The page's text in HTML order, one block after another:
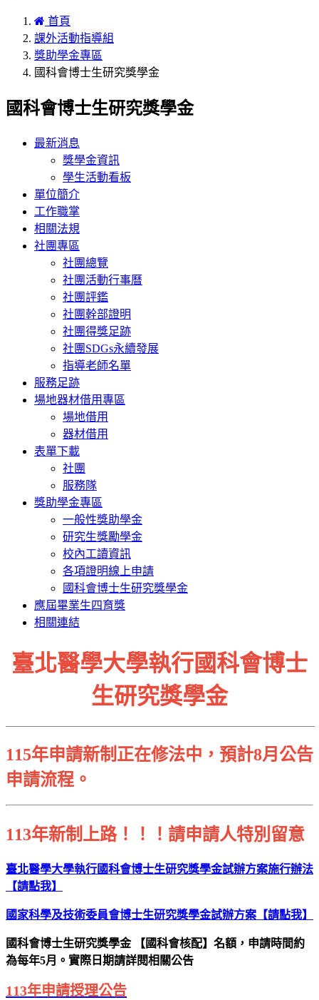
首頁
課外活動指導組
獎助學金專區
國科會博士生研究獎學金
國科會博士生研究獎學金
最新消息
獎學金資訊
學生活動看板
單位簡介
工作職掌
相關法規
社團專區
社團總覽
社團活動行事曆
社團評鑑
社團幹部證明
社團得獎足跡
社團SDGs永續發展
指導老師名單
服務足跡
場地器材借用專區
場地借用
器材借用
表單下載
社團
服務隊
獎助學金專區
一般性獎助學金
研究生獎勵學金
校內工讀資訊
各項證明線上申請
國科會博士生研究獎學金
應屆畢業生四育獎
相關連結
臺北醫學大學執行國科會博士
生研究獎學金
115年申請新制正在修法中，預計8月公告
申請流程。
113年新制上路！！！請申請人特別留意
臺北醫學大學執行國科會博士生研究獎學金試辦方案施行辦法
【請點我】
國家科學及技術委員會博士生研究獎學金試辦方案【請點我】
國科會博士生研究獎學金 【國科會核配】名額，申請時間約
為每年5月。實際日期請詳閱相關公告
113年申請授理公告